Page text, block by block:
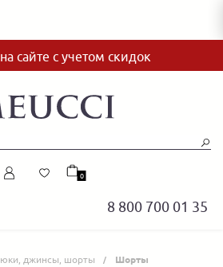
сайте с учетом скидок
8 800 700 01 35
0
джинсы, шорты Шорты